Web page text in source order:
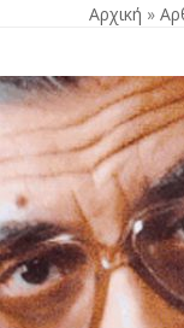
Αρχική »